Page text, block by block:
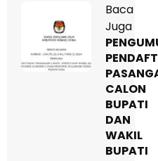
Baca
Juga
CALON
BUPATI
DAN
WAKIL
BUPATI